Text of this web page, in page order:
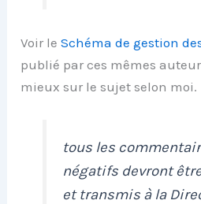
Voir leSchéma de gestion
publié par ces mêmes
mieux sur le sujet selon moi.
tous les
négatifs devront
et transmis à la